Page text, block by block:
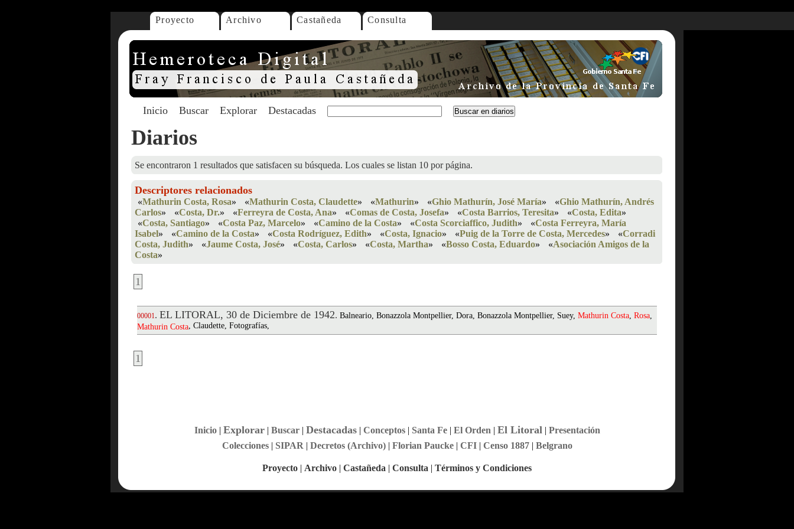
Proyecto Archivo Castañeda Consulta
Inicio Buscar Explorar Destacadas
Diarios
Se encontraron 1 resultados que satisfacen su búsqueda. Los cuales se listan 10 por página.
Descriptores relacionados
«Mathurin Costa, Rosa» «Mathurin Costa, Claudette» «Mathurin» «Ghio Mathurín, José María» «Ghio Mathurín, Andrés
Carlos» «Costa, Dr.» «Ferreyra de Costa, Ana» «Comas de Costa, Josefa» «Costa Barrios, Teresita» «Costa, Edita»
«Costa, Santiago» «Costa Paz, Marcelo» «Camino de la Costa» «Costa Scorciaffico, Judith» «Costa Ferreyra, María
Isabel» «Camino de la Costa» «Costa Rodríguez, Edith» «Costa, Ignacio» «Puig de la Torre de Costa, Mercedes» «Corradi
Costa, Judith» «Jaume Costa, José» «Costa, Carlos» «Costa, Martha» «Bosso Costa, Eduardo» «Asociación Amigos de la
Costa»
1
00001. EL LITORAL, 30 de Diciembre de 1942. Balneario, Bonazzola Montpellier, Dora, Bonazzola Montpellier, Suey, Mathurin Costa, Rosa,
Mathurin Costa, Claudette, Fotografías,
1
Inicio| Explorar| Buscar| Destacadas| Conceptos| Santa Fe| El Orden | El Litoral | Presentación
Colecciones| SIPAR | Decretos (Archivo)| Florian Paucke| CFI| Censo 1887| Belgrano
Proyecto | Archivo | Castañeda | Consulta | Términos y Condiciones